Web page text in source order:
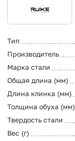
Тип
Производитель
Марка стали
Общая длина (мм)
Длина клинка (мм)
Толщина обуха (мм)
Твердость стали
Вес (г)